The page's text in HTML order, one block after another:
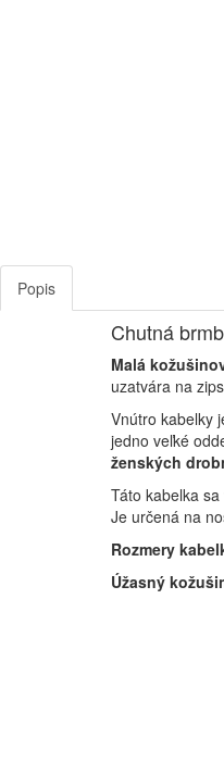
Popis
Chutná
Malá
uzatvára na
Vnútro kabelky
jedno veľké
ženských
Táto kabelka
Je určená na
Rozmery
Úžasný